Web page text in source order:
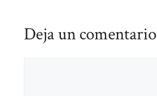
Deja un comentario